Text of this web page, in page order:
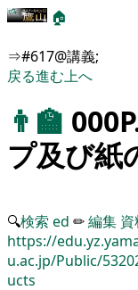
🏠
⇒#617@講義;
戻る進む上へ
👨‍🏫
プ及び紙
🔍検索 ed ✏編集
https://
u.ac.jp/Public/
ucts